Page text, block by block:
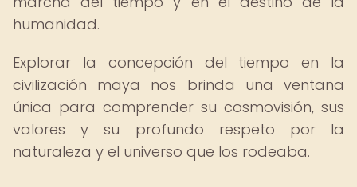
humanidad.
Explorar la concepción del tiempo en la
civilización maya nos brinda una ventana
única para comprender su cosmovisión, sus
valores y su profundo respeto por la
naturaleza y el universo que los rodeaba.